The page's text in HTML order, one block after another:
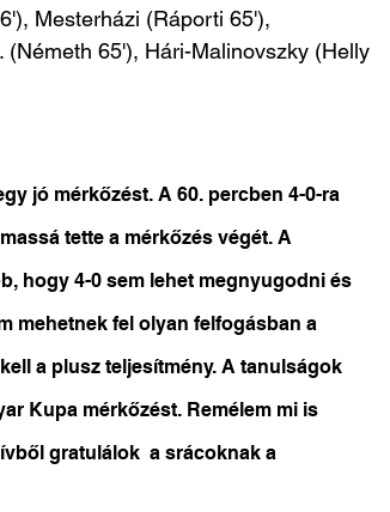
Mesterházi (Ráporti 65'),
65'), Hári-Malinovszky (Helly
jó mérkőzést. A 60. percben 4-0-ra
tette a mérkőzés végét. A
hogy 4-0 sem lehet megnyugodni és
mehetnek fel olyan felfogásban a
a plusz teljesítmény. A tanulságok
Kupa mérkőzést. Remélem mi is
gratulálok  a srácoknak a